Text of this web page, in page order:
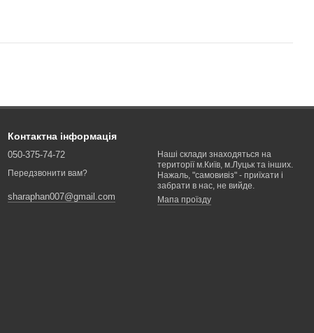
Контактна інформація
050-375-74-72
Передзвонити вам?
sharaphan007@gmail.com
Наші склади знаходяться на
території м.Київ, м.Луцьк та інших.
Нажаль, "самовивіз" - приїхати і
забрати в нас, не вийде.
Мапа проїзду